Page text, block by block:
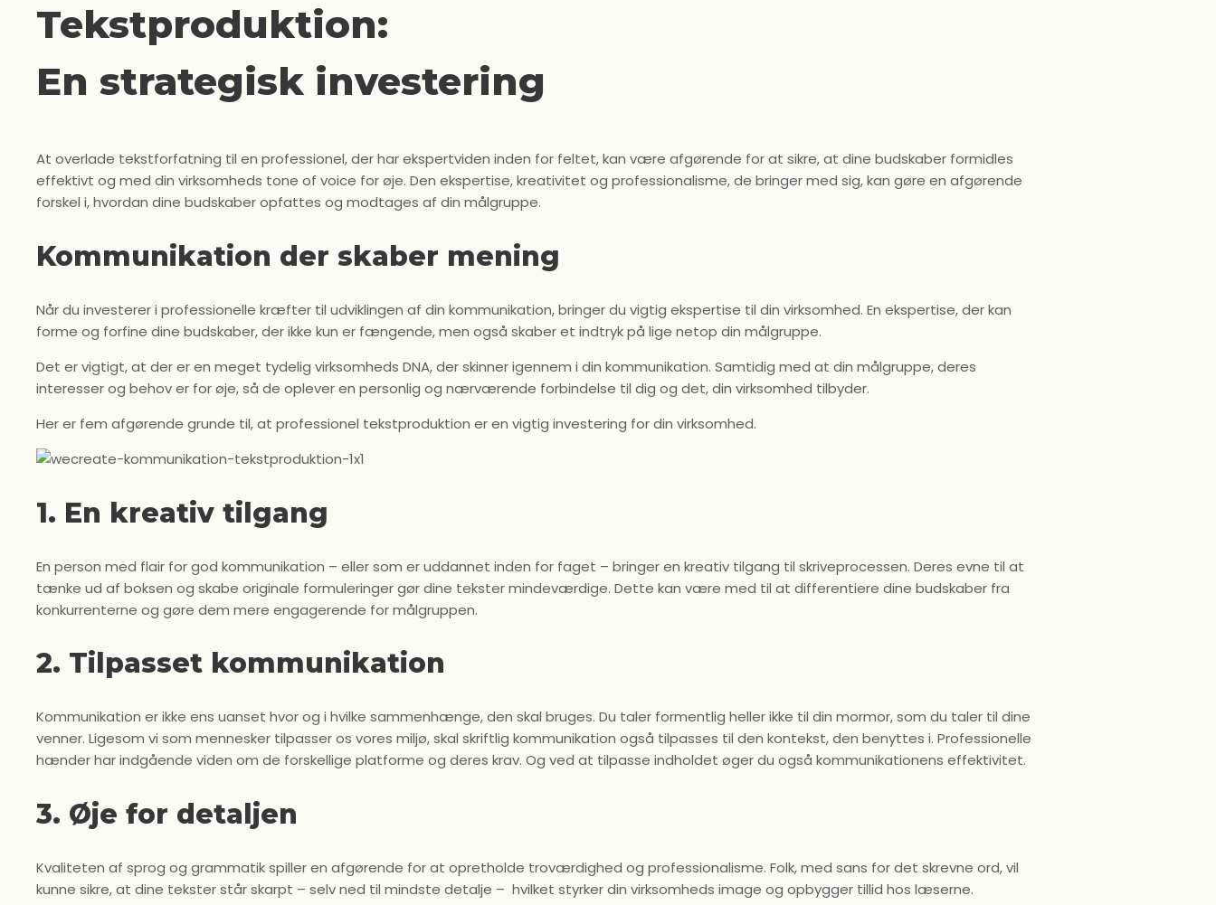
Tekstproduktion:
En strategisk investering
At overlade tekstforfatning til en professionel, der har ekspertviden inden for feltet, kan være afgørende for at sikre, at dine budskaber formidles
effektivt og med din virksomheds tone of voice for øje. Den ekspertise, kreativitet og professionalisme, de bringer med sig, kan gøre en afgørende
forskel i, hvordan dine budskaber opfattes og modtages af din målgruppe.
Kommunikation der skaber mening
Når du investerer i professionelle kræfter til udviklingen af din kommunikation, bringer du vigtig ekspertise til din virksomhed. En ekspertise, der kan
forme og forfine dine budskaber, der ikke kun er fængende, men også skaber et indtryk på lige netop din målgruppe.
Det er vigtigt, at der er en meget tydelig virksomheds DNA, der skinner igennem i din kommunikation. Samtidig med at din målgruppe, deres
interesser og behov er for øje, så de oplever en personlig og nærværende forbindelse til dig og det, din virksomhed tilbyder.
Her er fem afgørende grunde til, at professionel tekstproduktion er en vigtig investering for din virksomhed.
1. En kreativ tilgang
En person med flair for god kommunikation – eller som er uddannet inden for faget – bringer en kreativ tilgang til skriveprocessen. Deres evne til at
tænke ud af boksen og skabe originale formuleringer gør dine tekster mindeværdige. Dette kan være med til at differentiere dine budskaber fra
konkurrenterne og gøre dem mere engagerende for målgruppen.
2. Tilpasset kommunikation
Kommunikation er ikke ens uanset hvor og i hvilke sammenhænge, den skal bruges. Du taler formentlig heller ikke til din mormor, som du taler til dine
venner. Ligesom vi som mennesker tilpasser os vores miljø, skal skriftlig kommunikation også tilpasses til den kontekst, den benyttes i. Professionelle
hænder har indgående viden om de forskellige platforme og deres krav. Og ved at tilpasse indholdet øger du også kommunikationens effektivitet.
3. Øje for detaljen
Kvaliteten af ​​sprog og grammatik spiller en afgørende for at opretholde troværdighed og professionalisme. Folk, med sans for det skrevne ord, vil
kunne sikre, at dine tekster står skarpt – selv ned til mindste detalje – hvilket styrker din virksomheds image og opbygger tillid hos læserne.